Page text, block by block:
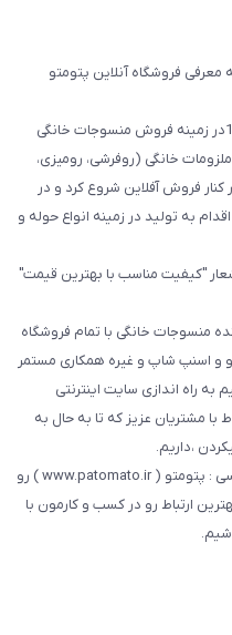
فروشگاه آنلاین پتومتو
فروشگاه پتومتو فعالیت خود را از سال 1393در زمینه فروش منسوجات خانگی
خانگی (روفرشی، رومیزی،
فروش آفلاین شروع کرد و در
به تولید در زمینه انواع حوله و
"کیفیت مناسب با بهترین قیمت"
منسوجات خانگی با تمام فروشگاه
و اسنپ شاپ و غیره همکاری مستمر
راه اندازی سایت اینترنتی
مشتریان عزیز که تا به حال به
،داریم.
در همین راستا سایت خودمون با عنوان فارسی : پتومتو ( www.patomato.ir ) رو
ارتباط رو در کسب و کارمون با